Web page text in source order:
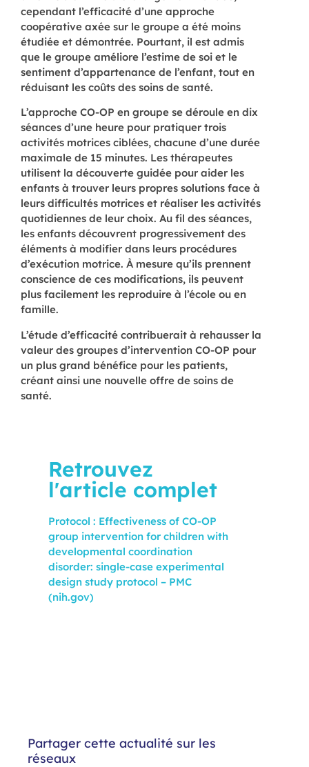
cependant l’efficacité d’une approche
coopérative axée sur le groupe a été moins
étudiée et démontrée. Pourtant, il est admis
que le groupe améliore l’estime de soi et le
sentiment d’appartenance de l’enfant, tout en
réduisant les coûts des soins de santé.
L’approche CO-OP en groupe se déroule en dix
séances d’une heure pour pratiquer trois
activités motrices ciblées, chacune d’une durée
maximale de 15 minutes. Les thérapeutes
utilisent la découverte guidée pour aider les
enfants à trouver leurs propres solutions face à
leurs difficultés motrices et réaliser les activités
quotidiennes de leur choix. Au fil des séances,
les enfants découvrent progressivement des
éléments à modifier dans leurs procédures
d’exécution motrice. À mesure qu’ils prennent
conscience de ces modifications, ils peuvent
plus facilement les reproduire à l’école ou en
famille.
L’étude d’efficacité contribuerait à rehausser la
valeur des groupes d’intervention CO-OP pour
un plus grand bénéfice pour les patients,
créant ainsi une nouvelle offre de soins de
santé.
Retrouvez
l'article complet
Protocol : Effectiveness of CO-OP
group intervention for children with
developmental coordination
disorder: single-case experimental
design study protocol – PMC
(nih.gov)
Partager cette actualité sur les
réseaux